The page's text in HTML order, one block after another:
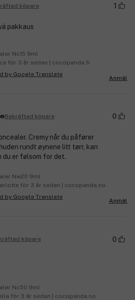
köpare 1
pakkaus
Nc15 9ml
för 3 år sedan | cocopanda.fi
Anmäl
Bekräftad köpare 0
Cremy når du påfører
rundt øynene litt tørr, kan
er følsom for det.
Nw20 9ml
för 3 år sedan | cocopanda.no
Anmäl
köpare 0
Nc50 9ml
för 3 år sedan | cocopanda.no